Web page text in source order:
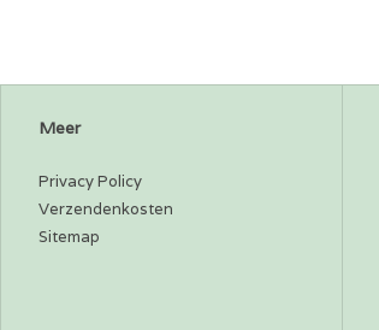
Meer
Privacy Policy
Verzendenkosten
Sitemap